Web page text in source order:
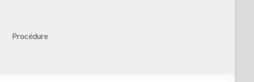
Procédure